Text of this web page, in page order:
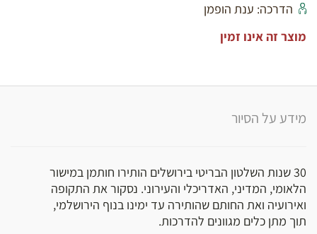
הדרכה: ענת הופמן
מוצר זה אינו זמין
מידע על הסיור
30 שנות השלטון הבריטי בירושלים הותירו חותמן במישור
הלאומי, המדיני, האדריכלי והעירוני. נסקור את התקופה
ואירועיה ואת החותם שהותירה עד ימינו בנוף הירושלמי,
תוך מתן כלים מגוונים להדרכות.